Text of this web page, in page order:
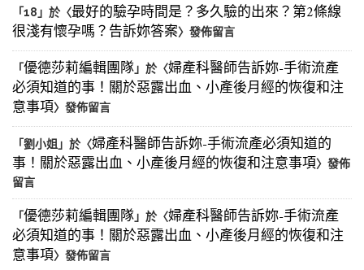
「18 」於〈最好的驗孕時間是？多久驗的出來？第2條線
很淺有懷孕嗎？告訴妳答案〉發佈留言
「優德莎莉編輯團隊」於〈婦產科醫師告訴妳-手術流產
必須知道的事！關於惡露出血、小產後月經的恢復和注
意事項〉發佈留言
「劉小姐 」於〈婦產科醫師告訴妳-手術流產必須知道的
事！關於惡露出血、小產後月經的恢復和注意事項〉發佈
留言
「優德莎莉編輯團隊」於〈婦產科醫師告訴妳-手術流產
必須知道的事！關於惡露出血、小產後月經的恢復和注
意事項〉發佈留言